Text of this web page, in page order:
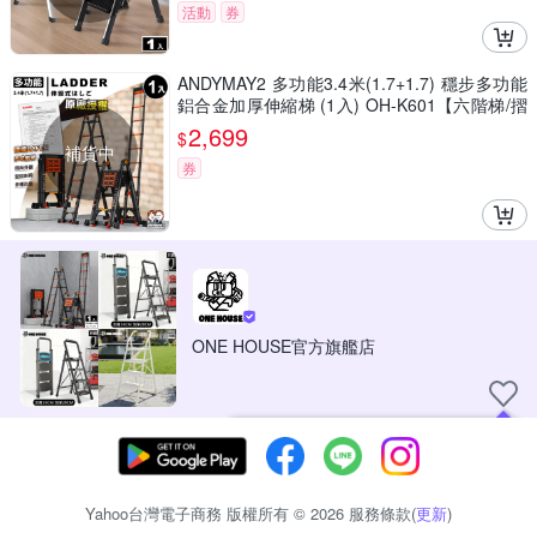
活動 券
補貨中
ANDYMAY2 多功能3.4米(1.7+1.7) 穩步多功能
鋁合金加厚伸縮梯 (1入) OH-K601【六階梯/摺
疊梯/防滑梯/家用梯/室內梯/人字梯/A字梯】
$2,699
券
ONE HOUSE官方旗艦店
現在可以追蹤你喜愛的商店！
Yahoo台灣電子商務 版權所有 © 2026 服務條款(更新)